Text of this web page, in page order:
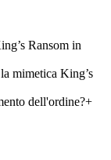
Ransom in
mimetica King’s
dell'ordine?+